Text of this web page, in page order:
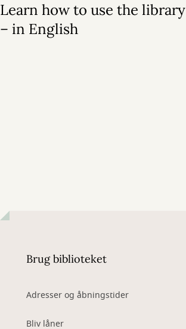
Learn how to use the library
– in English
Brug biblioteket
Adresser og åbningstider
Bliv låner